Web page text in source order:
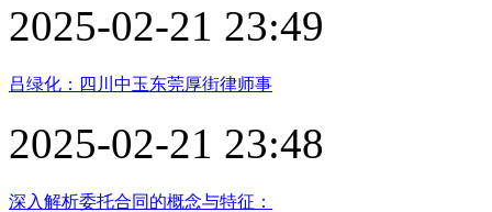
2025-02-21 23:49
吕绿化：四川中玉东莞厚街律师事
2025-02-21 23:48
深入解析委托合同的概念与特征：